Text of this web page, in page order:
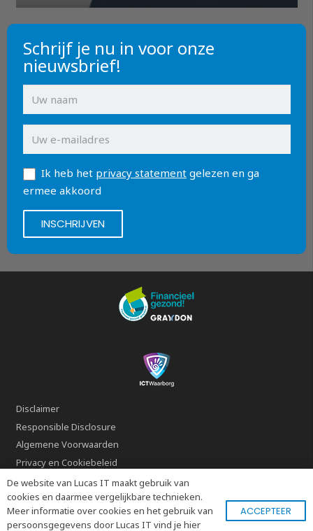
Schrijf je nu in voor onze
nieuwsbrief!
Ik heb het privacy statement gelezen en ga
ermee akkoord
Disclaimer
Responsible Disclosure
Algemene Voorwaarden
Privacy en Cookiebeleid
Verwerkersovereenkomst
Contact
© Copyright Lucas IT B.V.
De website van Lucas IT maakt gebruik van
cookies en daarmee vergelijkbare technieken.
Meer informatie over cookies en het gebruik van
persoonsgegevens door Lucas IT vind je hier
ACCEPTEER